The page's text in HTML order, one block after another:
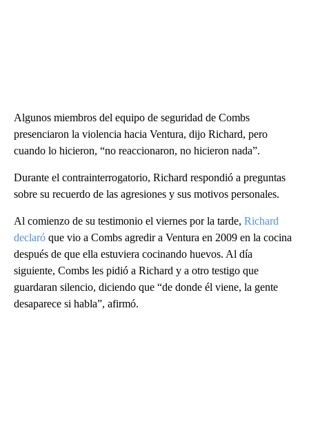
Algunos miembros del equipo de seguridad de Combs
presenciaron la violencia hacia Ventura, dijo Richard, pero
cuando lo hicieron, “no reaccionaron, no hicieron nada”.
Durante el contrainterrogatorio, Richard respondió a preguntas
sobre su recuerdo de las agresiones y sus motivos personales.
Al comienzo de su testimonio el viernes por la tarde, Richard
declaró que vio a Combs agredir a Ventura en 2009 en la cocina
después de que ella estuviera cocinando huevos. Al día
siguiente, Combs les pidió a Richard y a otro testigo que
guardaran silencio, diciendo que “de donde él viene, la gente
desaparece si habla”, afirmó.